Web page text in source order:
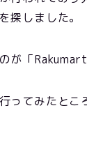
探しました。
が「Rakumart
ってみたとこ